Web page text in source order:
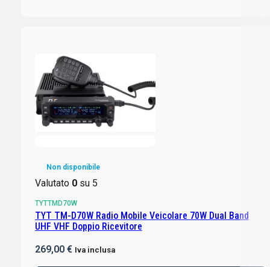
Non disponibile
Valutato 0su 5
TYTTMD70W
TYT TM-D70W Radio Mobile Veicolare 70W Dual Band
UHF VHF Doppio Ricevitore
269,00 € Iva inclusa